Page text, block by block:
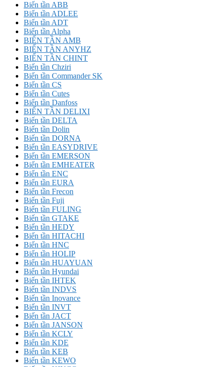
Biến tần ABB
Biến tần ADLEE
Biến tần ADT
Biến tần Alpha
BIẾN TẦN AMB
BIẾN TẦN ANYHZ
BIẾN TẦN CHINT
Biến tần Chziri
Biến tần Commander SK
Biến tần CS
Biến tần Cutes
Biến tần Danfoss
BIẾN TẦN DELIXI
Biến tần DELTA
Biến tần Dolin
Biến tần DORNA
Biến tần EASYDRIVE
Biến tần EMERSON
Biến tần EMHEATER
Biến tần ENC
Biến tần EURA
Biến tần Frecon
Biến tần Fuji
Biến tần FULING
Biến tần GTAKE
Biến tần HEDY
Biến tần HITACHI
Biến tần HNC
Biến tần HOLIP
Biến tần HUAYUAN
Biến tần Hyundai
Biến tần IHTEK
Biến tần INDVS
Biến tần Inovance
Biến tần INVT
Biến tần JACT
Biến tần JANSON
Biến tần KCLY
Biến tần KDE
Biến tần KEB
Biến tần KEWO